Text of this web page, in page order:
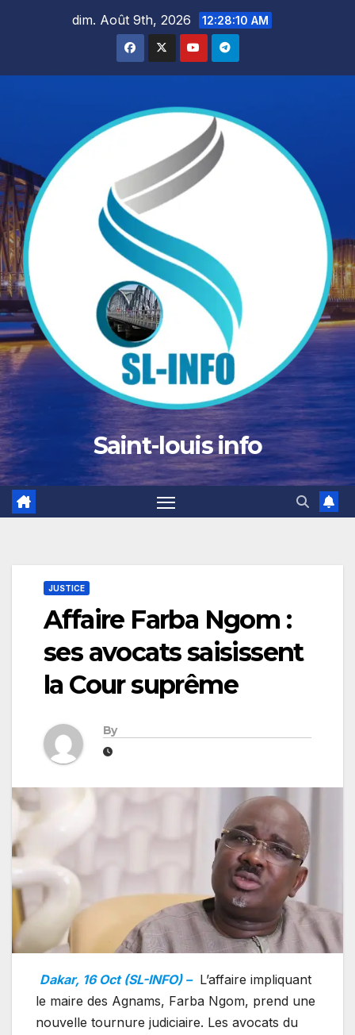
dim. Août 9th, 2026 12:28:12 AM
Saint-louis info
JUSTICE
Affaire Farba Ngom :
ses avocats saisissent
la Cour suprême
By
Dakar, 16 Oct (SL-INFO) – L’affaire impliquant
le maire des Agnams, Farba Ngom, prend une
nouvelle tournure judiciaire. Les avocats du